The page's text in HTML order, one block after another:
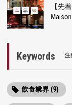
【先
Keywords 注
飲食業界 (9)